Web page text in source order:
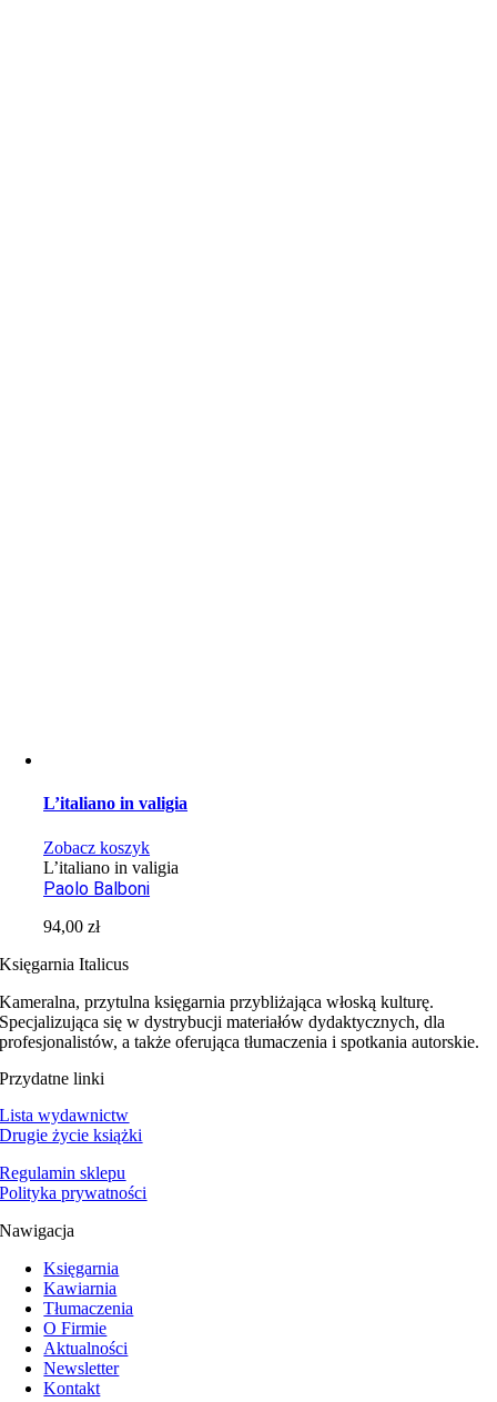
L’italiano in valigia
Zobacz koszyk
L’italiano in valigia
Paolo Balboni
94,00zł
Księgarnia Italicus
Kameralna, przytulna księgarnia przybliżająca włoską kulturę.
Specjalizująca się w dystrybucji materiałów dydaktycznych, dla
profesjonalistów, a także oferująca tłumaczenia i spotkania autorskie.
Przydatne linki
Lista wydawnictw
Drugie życie książki
Regulamin sklepu
Polityka prywatności
Nawigacja
Księgarnia
Kawiarnia
Tłumaczenia
O Firmie
Aktualności
Newsletter
Kontakt